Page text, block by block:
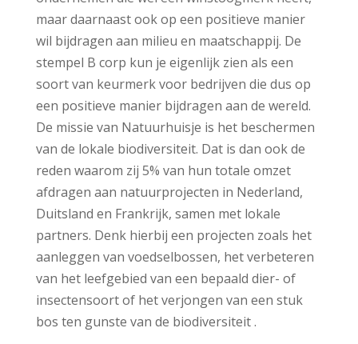
maar daarnaast ook op een positieve manier
wil bijdragen aan milieu en maatschappij. De
stempel B corp kun je eigenlijk zien als een
soort van keurmerk voor bedrijven die dus op
een positieve manier bijdragen aan de wereld.
De missie van Natuurhuisje is het beschermen
van de lokale biodiversiteit. Dat is dan ook de
reden waarom zij 5% van hun totale omzet
afdragen aan natuurprojecten in Nederland,
Duitsland en Frankrijk, samen met lokale
partners. Denk hierbij een projecten zoals het
aanleggen van voedselbossen, het verbeteren
van het leefgebied van een bepaald dier- of
insectensoort of het verjongen van een stuk
bos ten gunste van de biodiversiteit .